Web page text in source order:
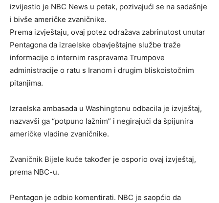
izvijestio je NBC News u petak, pozivajući se na sadašnje
i bivše američke zvaničnike.
Prema izvještaju, ovaj potez odražava zabrinutost unutar
Pentagona da izraelske obavještajne službe traže
informacije o internim raspravama Trumpove
administracije o ratu s Iranom i drugim bliskoistočnim
pitanjima.
Izraelska ambasada u Washingtonu odbacila je izvještaj,
nazvavši ga “potpuno lažnim” i negirajući da špijunira
američke vladine zvaničnike.
Zvaničnik Bijele kuće također je osporio ovaj izvještaj,
prema NBC-u.
Pentagon je odbio komentirati. NBC je saopćio da